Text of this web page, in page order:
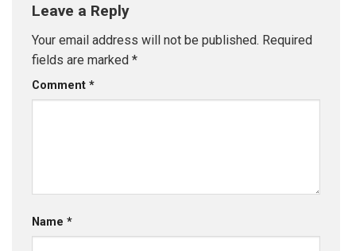
Leave a Reply
Your email address will not be published. Required
fields are marked *
Comment *
Name *